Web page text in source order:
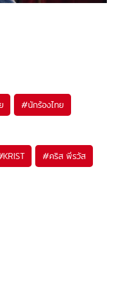
#นักร้องไทย
KRIST #คริส พีรวัส